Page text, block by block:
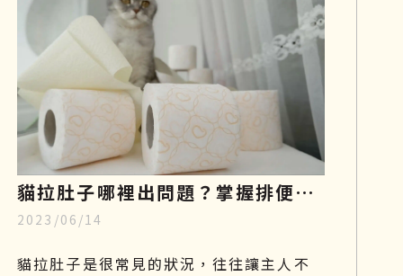
貓拉肚子哪裡出問題？掌握排便型
態、飲食與治療關鍵，重回健康活
力
2023/06/14
貓拉肚子是很常見的狀況，往往讓主人不